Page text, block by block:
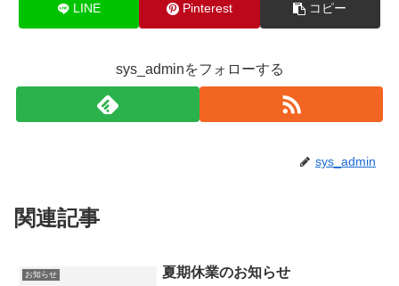
LINE Pinterest コピー
sys_adminをフォローする
sys_admin
関連記事
お知らせ 夏期休業のお知らせ